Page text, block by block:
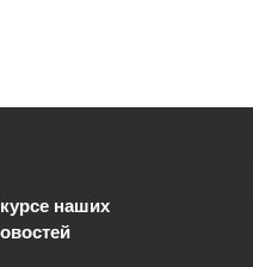
наших